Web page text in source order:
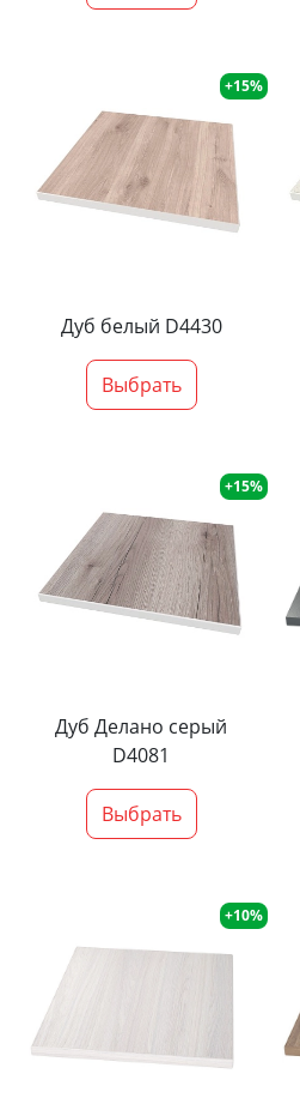
+15%
Дуб белый D4430
Выбрать
+15%
Дуб Делано серый
D4081
Выбрать
+10%